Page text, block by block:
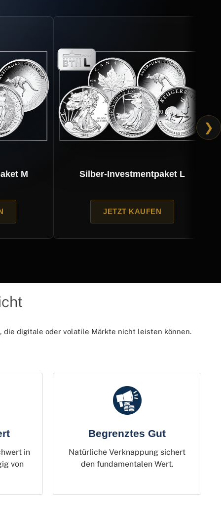
❯
M Silber-Investmentpaket L
JETZT KAUFEN
digitale oder volatile Märkte nicht leisten können.
in
von
Begrenztes Gut
Natürliche Verknappung sichert
den fundamentalen Wert.